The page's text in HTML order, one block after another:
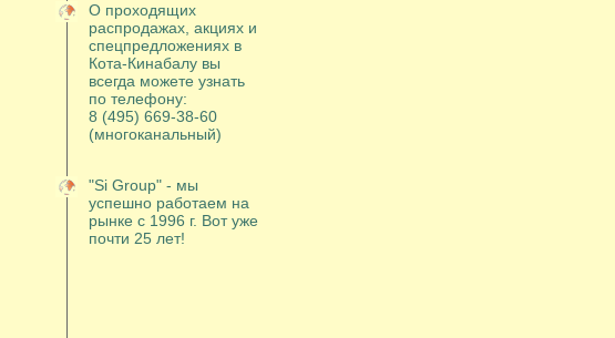
О проходящих
распродажах, акциях и
спецпредложениях в
Кота-Кинабалу вы
всегда можете узнать
по телефону:
8 (495) 669-38-60
(многоканальный)
"Si Group" - мы
успешно работаем на
рынке с 1996 г. Вот уже
почти 25 лет!